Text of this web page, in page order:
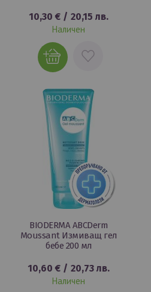
10,30 € / 20,15 лв.
Наличен
ДОБАВИ
ЛЮБИМИ
BIODERMA ABCDerm
Moussant Измиващ гел
бебе 200 мл
10,60 € / 20,73 лв.
Наличен